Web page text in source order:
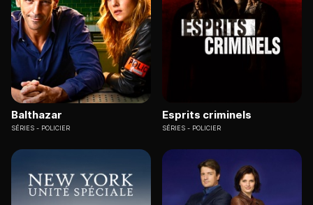
Balthazar
SÉRIES POLICIER
Esprits criminels
SÉRIES POLICIER